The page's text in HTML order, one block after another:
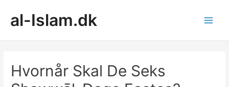
indholdet
al-Islam.dk
Hvornår Skal De Seks